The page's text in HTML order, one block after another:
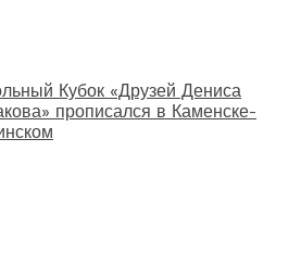
Кубок «Друзей Дениса
прописался в Каменске-